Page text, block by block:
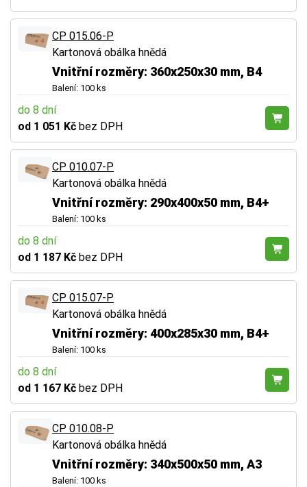
CP 015.06-P
Kartonová obálka hnědá
Vnitřní rozměry: 360x250x30 mm, B4
Balení: 100 ks
do 8 dní
od 1 051 Kč bez DPH
CP 010.07-P
Kartonová obálka hnědá
Vnitřní rozměry: 290x400x50 mm, B4+
Balení: 100 ks
do 8 dní
od 1 187 Kč bez DPH
CP 015.07-P
Kartonová obálka hnědá
Vnitřní rozměry: 400x285x30 mm, B4+
Balení: 100 ks
do 8 dní
od 1 167 Kč bez DPH
CP 010.08-P
Kartonová obálka hnědá
Vnitřní rozměry: 340x500x50 mm, A3
Balení: 100 ks